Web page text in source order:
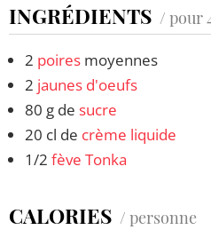
INGRÉDIENTS / pour
2 poires moyennes
2 jaunes d'oeufs
80 g de sucre
20 cl de crème liquide
1/2 fève Tonka
CALORIES / personne